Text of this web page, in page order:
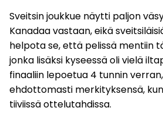
Sveitsin joukkue näytti paljon
Kanadaa vastaan, eikä
helpota se, että pelissä mentiin
jonka lisäksi kyseessä oli vielä
finaaliin lepoetua 4 tunnin
ehdottomasti merkityksensä,
tiiviissä ottelutahdissa.